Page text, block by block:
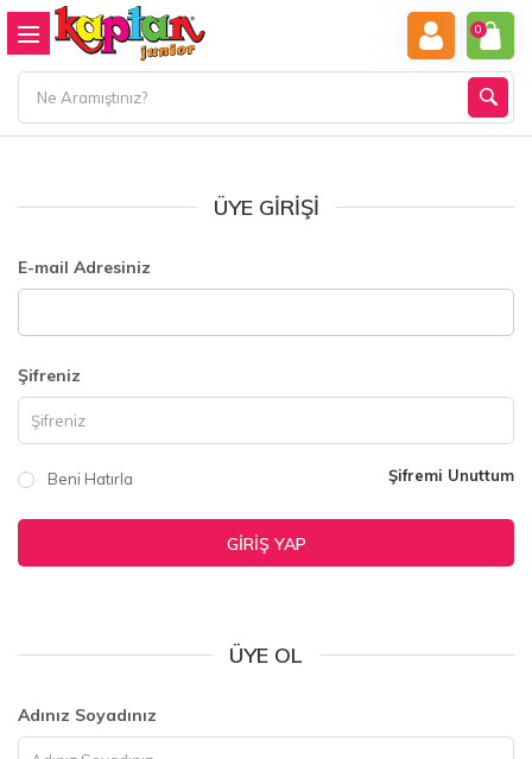
0
ÜYE GIRIŞI
E-mail Adresiniz
Şifreniz
Beni Hatırla Şifremi Unuttum
GIRIŞ YAP
ÜYE OL
Adınız Soyadınız